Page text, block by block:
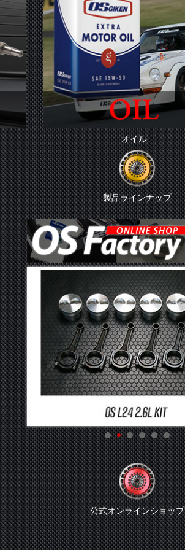
オイル
製品ラインナップ
公式オンラインショップ